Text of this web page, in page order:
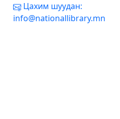
Цахим шуудан:
info@nationallibrary.mn